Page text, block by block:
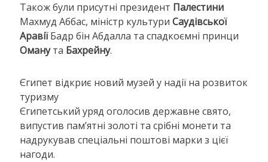
Також були присутні президент Палестини
Махмуд Аббас, міністр культуриСаудівської
АравіїБадр бін Абдалла та спадкоємні принци
Оманута Бахрейну.
Єгипет відкриє новий музей у надії на розвиток
туризму
Єгипетський уряд оголосив державне свято,
випустив пам’ятні золоті та срібні монети та
надрукував спеціальні поштові марки з цієї
нагоди.